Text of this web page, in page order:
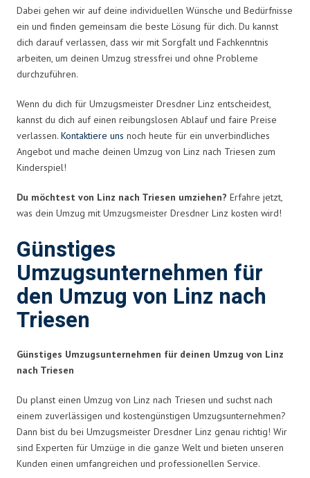
Dabei gehen wir auf deine individuellen Wünsche und Bedürfnisse
ein und finden gemeinsam die beste Lösung für dich. Du kannst
dich darauf verlassen, dass wir mit Sorgfalt und Fachkenntnis
arbeiten, um deinen Umzug stressfrei und ohne Probleme
durchzuführen.
Wenn du dich für Umzugsmeister Dresdner Linz entscheidest,
kannst du dich auf einen reibungslosen Ablauf und faire Preise
verlassen. Kontaktiere uns noch heute für ein unverbindliches
Angebot und mache deinen Umzug von Linz nach Triesen zum
Kinderspiel!
Du möchtest von Linz nach Triesen umziehen? Erfahre jetzt,
was dein Umzug mit Umzugsmeister Dresdner Linz kosten wird!
Günstiges
Umzugsunternehmen für
den Umzug von Linz nach
Triesen
Günstiges Umzugsunternehmen für deinen Umzug von Linz
nach Triesen
Du planst einen Umzug von Linz nach Triesen und suchst nach
einem zuverlässigen und kostengünstigen Umzugsunternehmen?
Dann bist du bei Umzugsmeister Dresdner Linz genau richtig! Wir
sind Experten für Umzüge in die ganze Welt und bieten unseren
Kunden einen umfangreichen und professionellen Service.